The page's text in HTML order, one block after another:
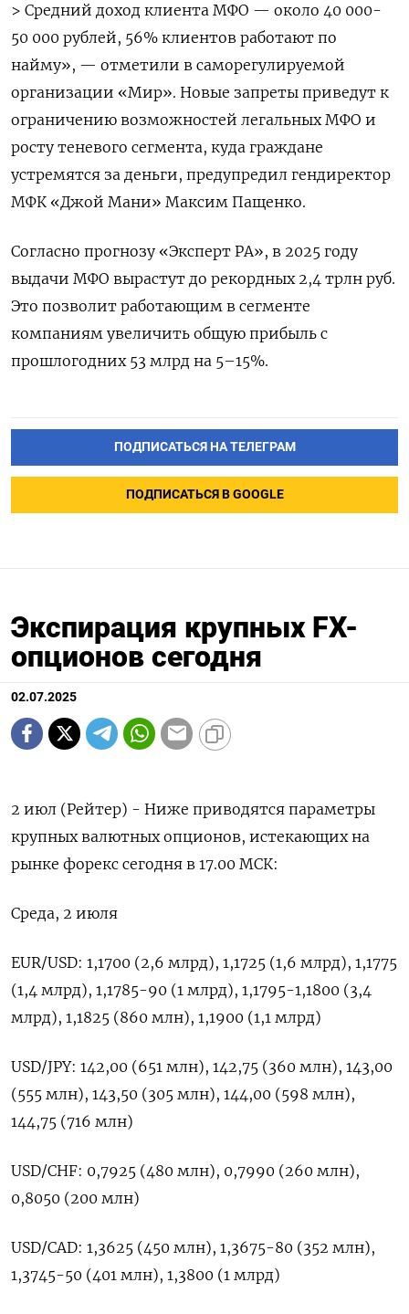
> Средний доход клиента МФО — около 40 000-
50 000 рублей, 56% клиентов работают по
найму», — отметили в саморегулируемой
организации «Мир». Новые запреты приведут к
ограничению возможностей легальных МФО и
росту теневого сегмента, куда граждане
устремятся за деньги, предупредил гендиректор
МФК «Джой Мани» Максим Пащенко.
Согласно прогнозу «Эксперт РА», в 2025 году
выдачи МФО вырастут до рекордных 2,4 трлн руб.
Это позволит работающим в сегменте
компаниям увеличить общую прибыль с
прошлогодних 53 млрд на 5–15%.
ПОДПИСАТЬСЯ НА ТЕЛЕГРАМ
ПОДПИСАТЬСЯ В GOOGLE
Экспирация крупных FX-
опционов сегодня
02.07.2025
2 июл (Рейтер) - Ниже приводятся параметры
крупных валютных опционов, истекающих на
рынке форекс сегодня в 17.00 МСК:
Среда, 2 июля
EUR/USD: 1,1700 (2,6 млрд), 1,1725 (1,6 млрд), 1,1775
(1,4 млрд), 1,1785-90 (1 млрд), 1,1795-1,1800 (3,4
млрд), 1,1825 (860 млн), 1,1900 (1,1 млрд)
USD/JPY: 142,00 (651 млн), 142,75 (360 млн), 143,00
(555 млн), 143,50 (305 млн), 144,00 (598 млн),
144,75 (716 млн)
USD/CHF: 0,7925 (480 млн), 0,7990 (260 млн),
0,8050 (200 млн)
USD/CAD: 1,3625 (450 млн), 1,3675-80 (352 млн),
1,3745-50 (401 млн), 1,3800 (1 млрд)